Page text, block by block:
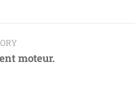
moteur.